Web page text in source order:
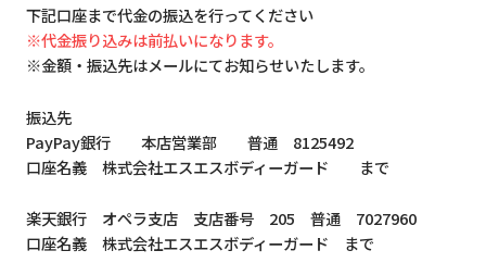
下記口座まで代金の振込を行ってください
※代金振り込みは前払いになります。
※金額・振込先はメールにてお知らせいたします。
振込先
PayPay銀行 本店営業部 普通 8125492
口座名義 株式会社エスエスボディーガード まで
楽天銀行 オペラ支店 支店番号 205 普通 7027960
口座名義 株式会社エスエスボディーガード まで